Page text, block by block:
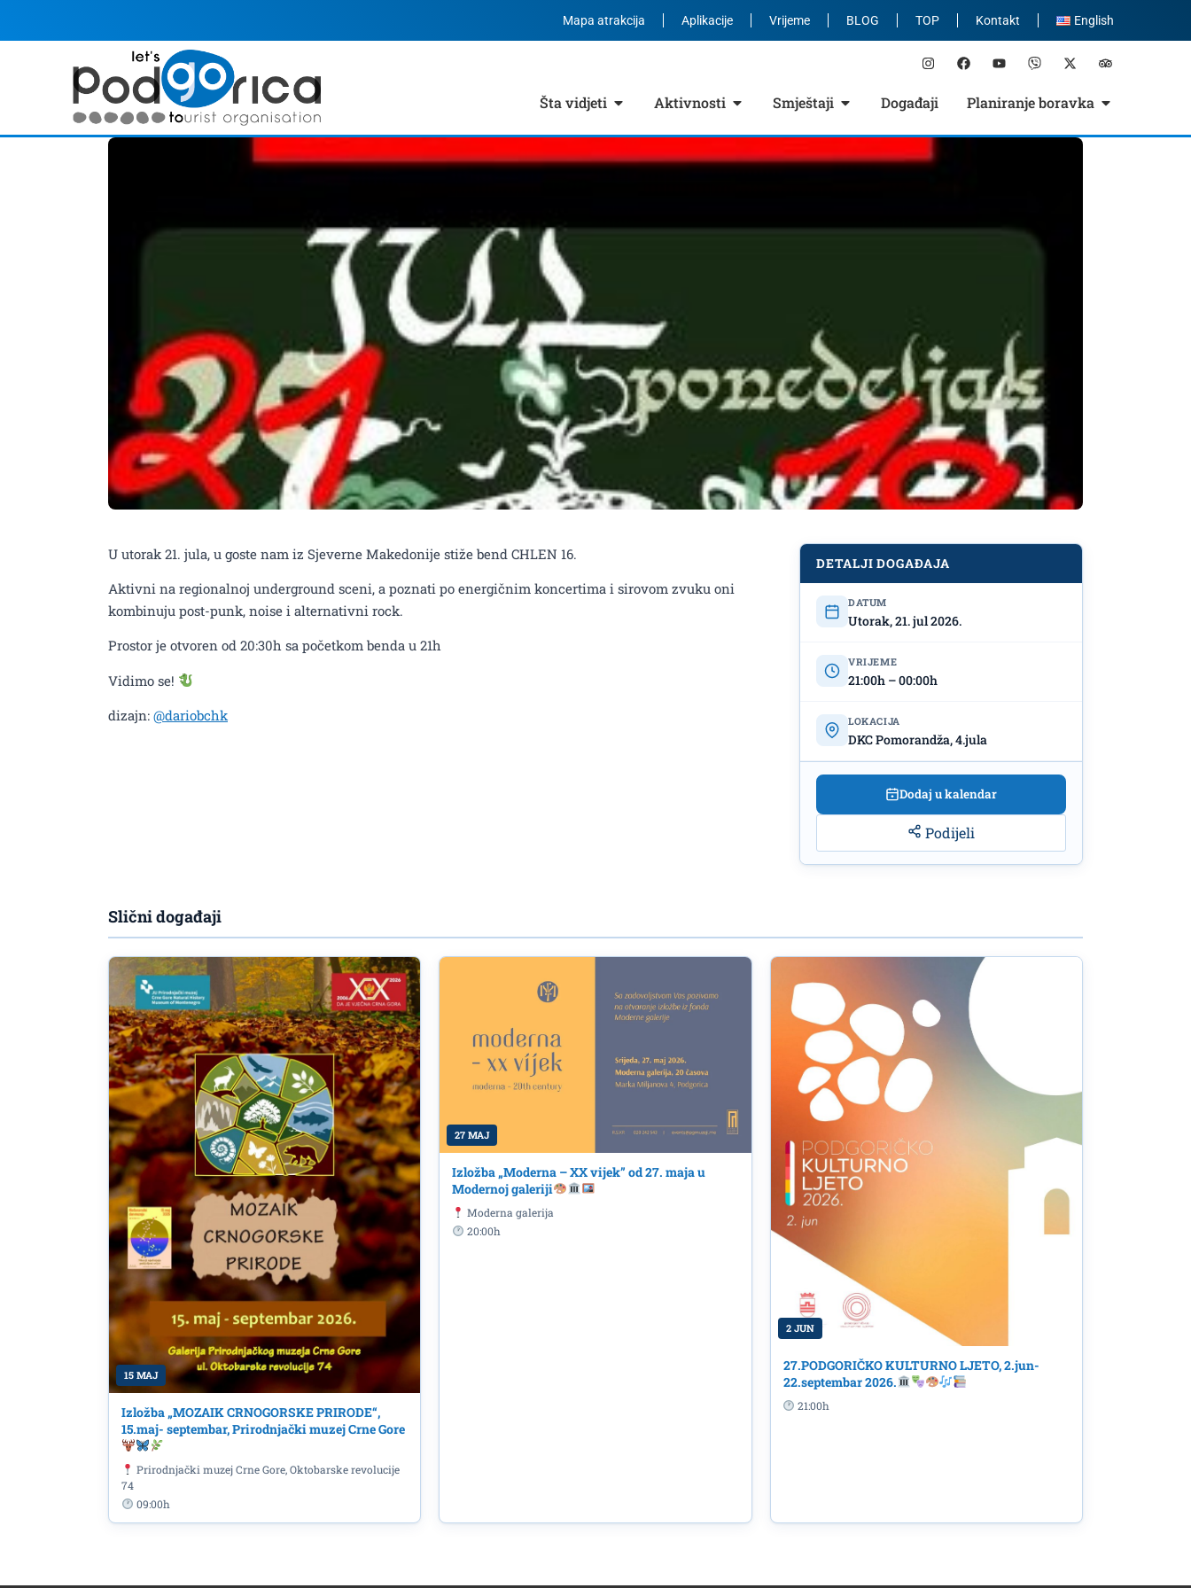
Mapa atrakcija Aplikacije Vrijeme BLOG TOP Kontakt English
Šta vidjeti Aktivnosti Smještaji Događaji Planiranje boravka
U utorak 21. jula, u goste nam iz Sjeverne Makedonije stiže bend CHLEN 16.
Aktivni na regionalnoj underground sceni, a poznati po energičnim koncertima i sirovom zvuku oni
kombinuju post-punk, noise i alternativni rock.
Prostor je otvoren od 20:30h sa početkom benda u 21h
Vidimo se!
dizajn: @dariobchk
DETALJI DOGAĐAJA
DATUM
Utorak, 21. jul 2026.
VRIJEME
21:00h – 00:00h
LOKACIJA
DKC Pomorandža, 4.jula
Dodaj u kalendar
Podijeli
Slični događaji
15 MAJ
Izložba „MOZAIK CRNOGORSKE PRIRODE“,
15.maj- septembar, Prirodnjački muzej Crne Gore
Prirodnjački muzej Crne Gore, Oktobarske revolucije
74
09:00h
27 MAJ
Izložba „Moderna – XX vijek” od 27. maja u
Modernoj galeriji
Moderna galerija
20:00h
2 JUN
27.PODGORIČKO KULTURNO LJETO, 2.jun-
22.septembar 2026.
21:00h